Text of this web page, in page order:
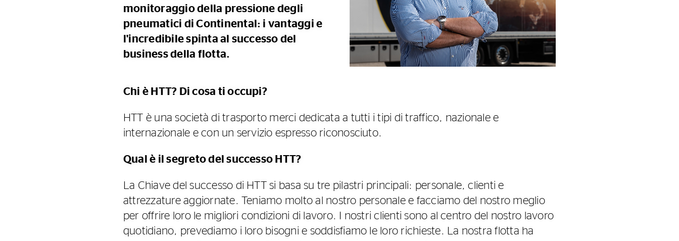
monitoraggio della pressione degli
pneumatici di Continental: i vantaggi e
l'incredibile spinta al successo del
business della flotta.
Chi è HTT? Di cosa ti occupi?
HTT è una società di trasporto merci dedicata a tutti i tipi di traffico, nazionale e
internazionale e con un servizio espresso riconosciuto.
Qual è il segreto del successo HTT?
La Chiave del successo di HTT si basa su tre pilastri principali: personale, clienti e
attrezzature aggiornate. Teniamo molto al nostro personale e facciamo del nostro meglio
per offrire loro le migliori condizioni di lavoro. I nostri clienti sono al centro del nostro lavoro
quotidiano, prevediamo i loro bisogni e soddisfiamo le loro richieste. La nostra flotta ha